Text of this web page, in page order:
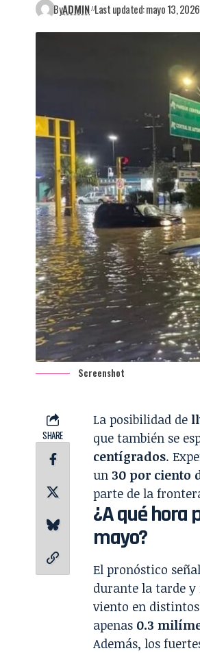
ByADMIN Last updated: mayo 13, 2026
Screenshot
SHARE
La posibilidad de
que también se
centígrados.
un 30 por ciento
parte de la
¿A qué hora
mayo?
El pronóstico
durante la tarde y
viento en distintos
apenas 0.3
Además, los